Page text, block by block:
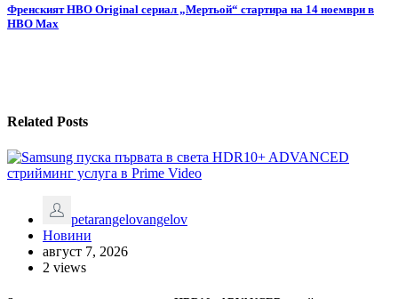
Френският HBO Original сериал „Мертьой“ стартира на 14 ноември в
HBO Max
Related Posts
petarangelovangelov
Новини
август 7, 2026
2 views